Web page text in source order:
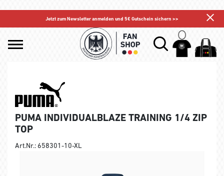
Jetzt zum Newsletter anmelden und 5€ Gutschein sichern >>
PUMA INDIVIDUALBLAZE TRAINING 1/4 ZIP
TOP
Art.Nr.: 658301-10-XL